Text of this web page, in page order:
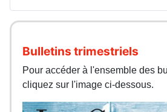
Bulletins trimestriels
Pour accéder à l'ensemble des
cliquez sur l'image ci-dessous.